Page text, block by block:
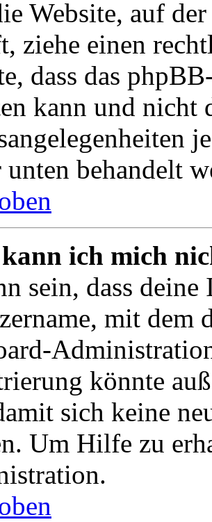
Website, auf
ziehe einen
dass das
kann und nicht
behandelt
ich mich
sein, dass
mit dem
könnte
sich keine
Um Hilfe zu